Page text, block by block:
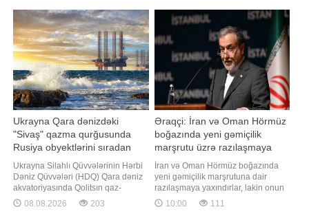
həftəsi ilə işləyənlər 4 gün istirahət
edəcəklər. Beləliklə, 2026-c
gələcəkdə, xüsusilə də kişilər üçün
pensiya yaşının yenidən artırılıb-
artırılmayacağı müzakirə mövzusu
Ukrayna Qara dənizdəki
"Sivaş" qazma qurğusunda
Rusiya obyektlərini sıradan
çıxarıb
Ukrayna Silahlı Qüvvələrinin Hərbi
Dəniz Qüvvələri (HDQ) Qara dəniz
akvatoriyasında Qolitsın qaz-
kondensat yatağında yerləşən
"Sivaş" qazma qurğusunda
08.08.2026 203
Əraqçi: İran və Oman Hörmüz
boğazında yeni gəmiçilik
marşrutu üzrə razılaşmaya
yaxındır
İran və Oman Hörmüz boğazında
yeni gəmiçilik marşrutuna dair
razılaşmaya yaxındırlar, lakin onun
açılışı digər şərtlərdən də asılıdır.
"Report" İran Xarici İşlər Nazirliyinin
10:00 111